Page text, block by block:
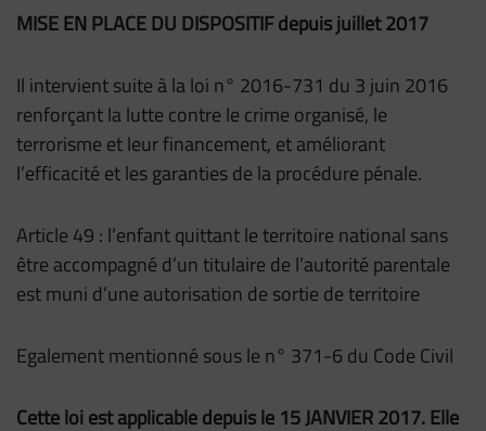
MISE EN PLACE DU DISPOSITIF depuis juillet 2017
Il intervient suite à la loi n° 2016-731 du 3 juin 2016
renforçant la lutte contre le crime organisé, le
terrorisme et leur financement, et améliorant
l’efficacité et les garanties de la procédure pénale.
Article 49 : l’enfant quittant le territoire national sans
être accompagné d’un titulaire de l’autorité parentale
est muni d’une autorisation de sortie de territoire
Egalement mentionné sous le n° 371-6 du Code Civil
Cette loi est applicable depuis le 15 JANVIER 2017. Elle